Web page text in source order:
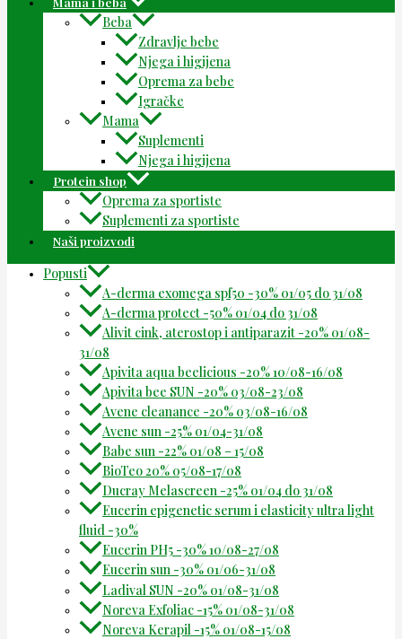
Beba
Zdravlje bebe
Njega i higijena
Oprema za bebe
Igračke
Mama
Suplementi
Njega i higijena
Protein shop
Oprema za sportiste
Suplementi za sportiste
Naši proizvodi
Popusti
A-derma exomega spf50 -30% 01/05 do 31/08
A-derma protect -50% 01/04 do 31/08
Alivit cink, aterostop i antiparazit -20% 01/08-
31/08
Apivita aqua beelicious -20% 10/08-16/08
Apivita bee SUN -20% 03/08-23/08
Avene cleanance -20% 03/08-16/08
Avene sun -25% 01/04-31/08
Babe sun -22% 01/08 – 15/08
BioTeo 20% 05/08-17/08
Ducray Melascreen -25% 01/04 do 31/08
Eucerin epigenetic serum i elasticity ultra light
fluid -30%
Eucerin PH5 -30% 10/08-27/08
Eucerin sun -30% 01/06-31/08
Ladival SUN -20% 01/08-31/08
Noreva Exfoliac -15% 01/08-31/08
Noreva Kerapil -15% 01/08-15/08